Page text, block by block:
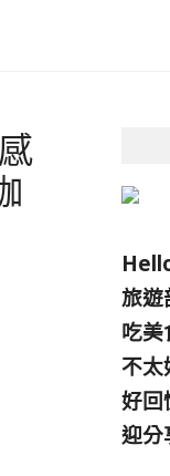
旅遊
吃美
不太
好回
迎分